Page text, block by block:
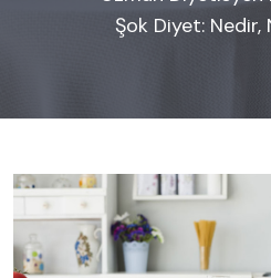
Şok Diyet: Nedir,